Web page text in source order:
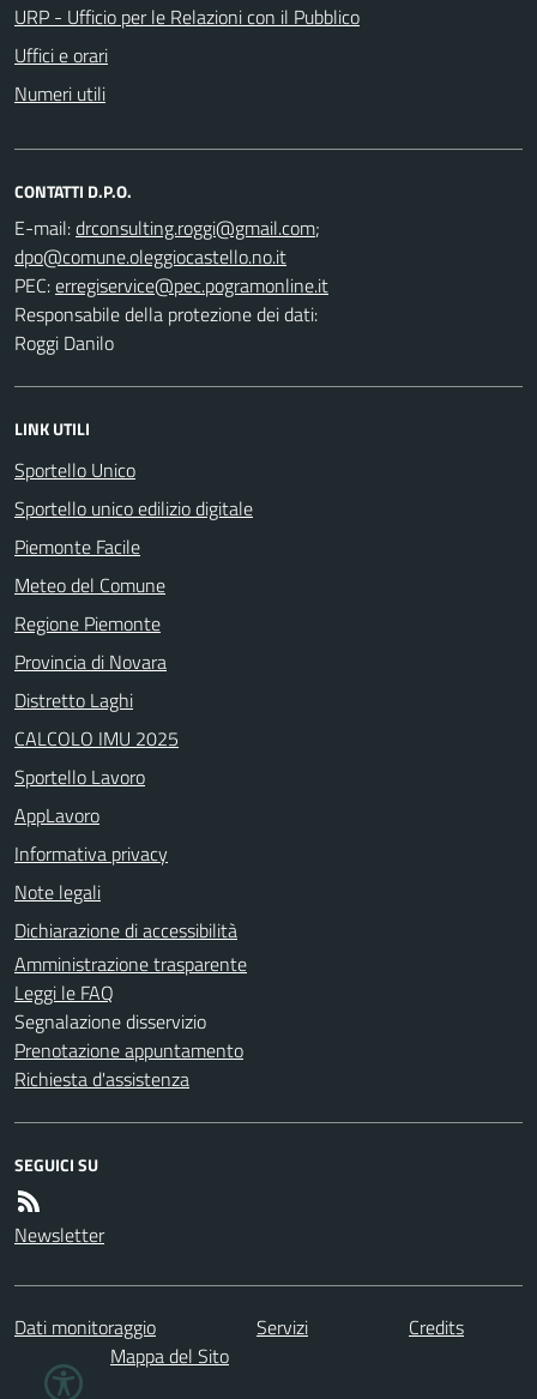
URP - Ufficio per le Relazioni con il Pubblico
Uffici e orari
Numeri utili
CONTATTI D.P.O.
E-mail:
;
PEC:
Responsabile della protezione dei dati:
Roggi Danilo
LINK UTILI
Sportello Unico
Sportello unico edilizio digitale
Piemonte Facile
Meteo del Comune
Regione Piemonte
Provincia di Novara
Distretto Laghi
CALCOLO IMU 2025
Sportello Lavoro
AppLavoro
Informativa privacy
Note legali
Dichiarazione di accessibilità
Amministrazione trasparente
Leggi le FAQ
Segnalazione disservizio
Prenotazione appuntamento
Richiesta d'assistenza
SEGUICI SU
Newsletter
Dati monitoraggio Servizi
Credits
Mappa del Sito